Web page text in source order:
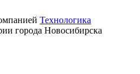
Технологика
города Новосибирска